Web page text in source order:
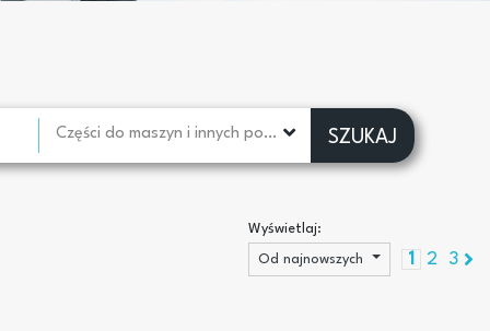
Części do maszyn i innych pojazdów SZUKAJ
Wyświetlaj:
Od najnowszych 1 2 3